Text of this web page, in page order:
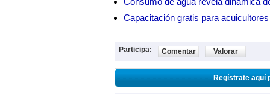
Capacitación gratis para
Participa: Comentar Valorar
Regístrate aquí